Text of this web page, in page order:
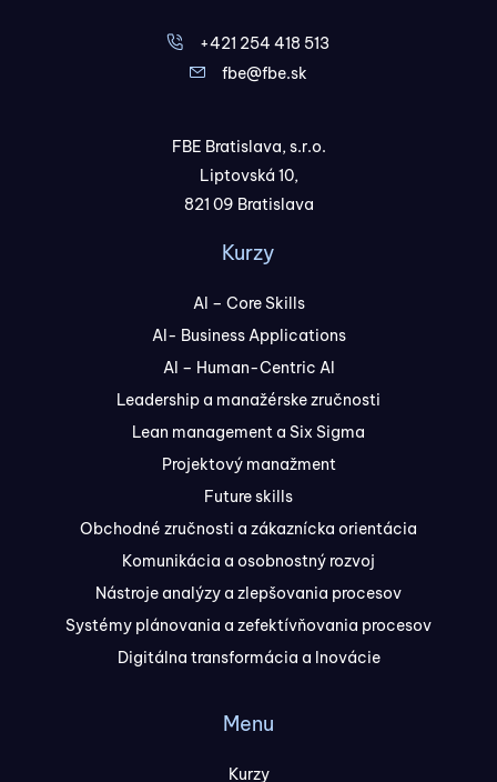
+421 254 418 513
fbe@fbe.sk
FBE Bratislava, s.r.o.
Liptovská 10,
821 09 Bratislava
Kurzy
AI – Core Skills
AI- Business Applications
AI – Human-Centric AI
Leadership a manažérske zručnosti
Lean management a Six Sigma
Projektový manažment
Future skills
Obchodné zručnosti a zákaznícka orientácia
Komunikácia a osobnostný rozvoj
Nástroje analýzy a zlepšovania procesov
Systémy plánovania a zefektívňovania procesov
Digitálna transformácia a Inovácie
Menu
Kurzy